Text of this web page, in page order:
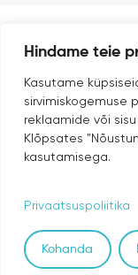
Hindame teie
Kasutame
sirvimiskogemuse
reklaamide või
Klõpsates
kasutamisega.
Privaatsuspoliitika
Kohanda